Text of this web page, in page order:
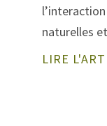
naturelles
LIRE